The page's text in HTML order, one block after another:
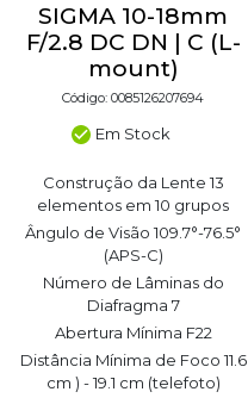
SIGMA 10-18mm
F/2.8 DC DN | C (L-
mount)
Código: 0085126207694
Em Stock
Construção da Lente 13
elementos em 10 grupos
Ângulo de Visão 109.7°-76.5°
(APS-C)
Número de Lâminas do
Diafragma 7
Abertura Mínima F22
Distância Mínima de Foco 11.6
cm ) - 19.1 cm (telefoto)